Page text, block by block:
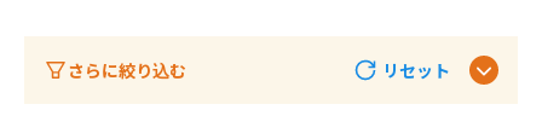
さらに絞り込む リセット